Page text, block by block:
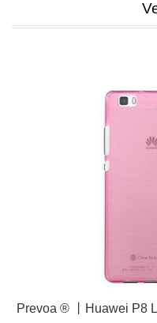
Prevoa ® 丨Huawei P8